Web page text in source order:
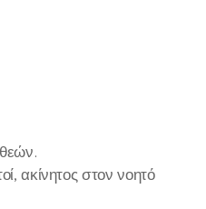
ακίνητος στον νοητό